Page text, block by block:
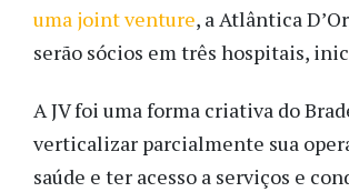
uma joint venture, a Atlântica
serão sócios em três hospitais,
A JV foi uma forma criativa do
verticalizar parcialmente sua
saúde e ter acesso a serviços e